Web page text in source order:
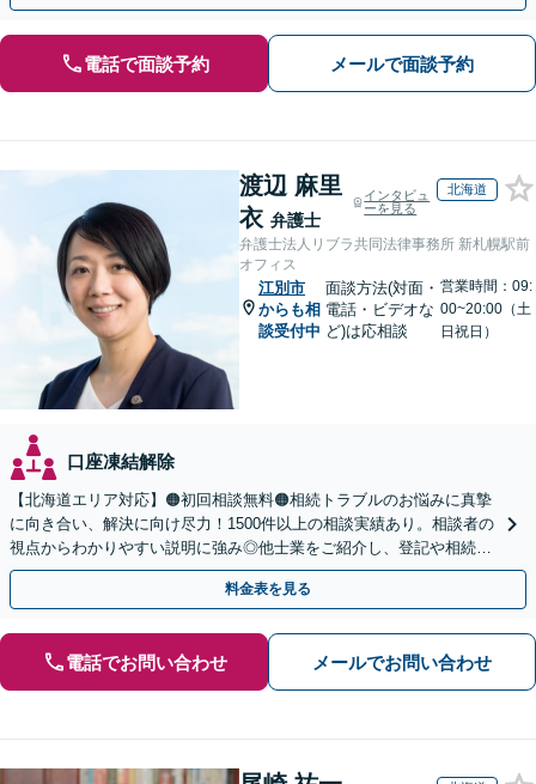
電話で面談予約 メールで面談予約
渡辺 麻里
衣 弁護士
インタビュ
ーを見る
北海道
弁護士法人リブラ共同法律事務所 新札幌駅前
オフィス
江別市
からも相
談受付中
面談方法(対面・
電話・ビデオな
ど)は応相談
営業時間：09:
00~20:00（土
日祝日）
口座凍結解除
【北海道エリア対応】🟠初回相談無料🟠相続トラブルのお悩みに真摯
に向き合い、解決に向け尽力！1500件以上の相談実績あり。相談者の
視点からわかりやすい説明に強み◎他士業をご紹介し、登記や相続税
の申告までワンストップで対応【夜間相談可】
料金表を見る
電話でお問い合わせ メールでお問い合わせ